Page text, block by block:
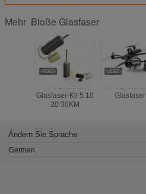
Mehr Bloße Glasfaser
Glasfaser-Kit 5 10
20 30KM
Glasfaser
Ändern Sie Sprache
German